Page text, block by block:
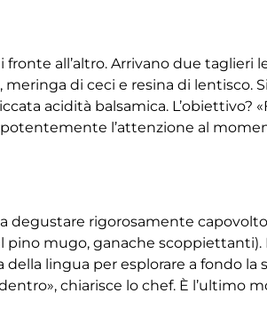
all’altro. Arrivano due taglieri
di ceci e resina di lentisco.
acidità balsamica. L’obiettivo?
l’attenzione al
degustare rigorosamente
pino mugo, ganache
lingua per esplorare a fondo la
chiarisce lo chef. È l’ultimo